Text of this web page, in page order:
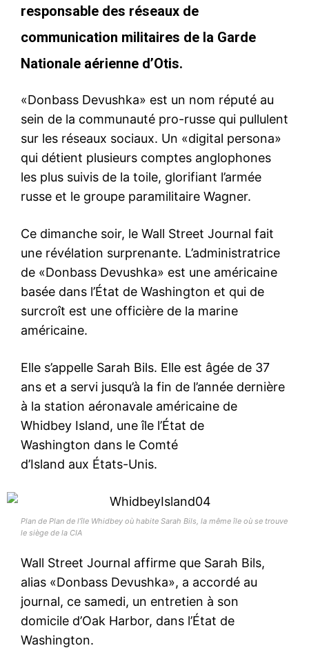
responsable des réseaux de
communication militaires de la Garde
Nationale aérienne d’Otis.
«Donbass Devushka» est un nom réputé au
sein de la communauté pro-russe qui pullulent
sur les réseaux sociaux. Un «digital persona»
qui détient plusieurs comptes anglophones
les plus suivis de la toile, glorifiant l’armée
russe et le groupe paramilitaire Wagner.
Ce dimanche soir, le Wall Street Journal fait
une révélation surprenante. L’administratrice
de «Donbass Devushka» est une américaine
basée dans l’État de Washington et qui de
surcroît est une officière de la marine
américaine.
Elle s’appelle Sarah Bils. Elle est âgée de 37
ans et a servi jusqu’à la fin de l’année dernière
à la station aéronavale américaine de
Whidbey Island, une île l’État de
Washington dans le Comté
d’Island aux États-Unis.
Plan de Plan de l’île Whidbey où habite Sarah Bils, la même île où se trouve
le siège de la CIA
Wall Street Journal affirme que Sarah Bils,
alias «Donbass Devushka», a accordé au
journal, ce samedi, un entretien à son
domicile d’Oak Harbor, dans l’État de
Washington.